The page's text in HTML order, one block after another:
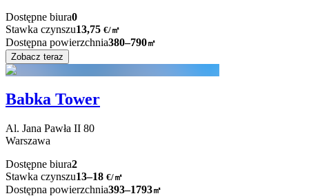
Dostępne biura0
Stawka czynszu13,75 €/㎡
Dostępna powierzchnia380–790㎡
Zobacz teraz
Babka Tower
Al. Jana Pawła II 80
Warszawa
Dostępne biura2
Stawka czynszu13–18 €/㎡
Dostępna powierzchnia393–1793㎡